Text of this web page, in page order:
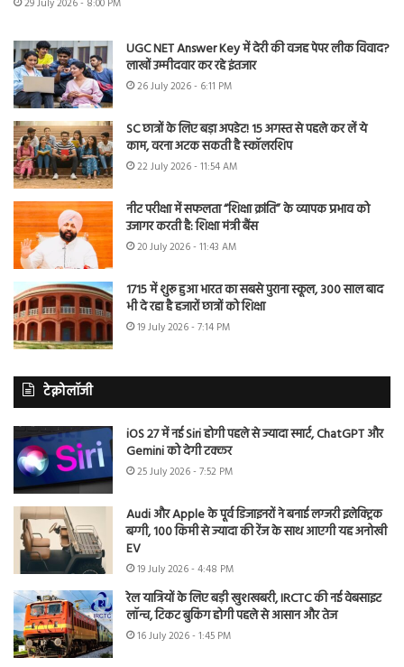
29 July 2026 - 8:00 PM
UGC NET Answer Key में देरी की वजह पेपर लीक विवाद?
लाखों उम्मीदवार कर रहे इंतजार
26 July 2026 - 6:11 PM
SC छात्रों के लिए बड़ा अपडेट! 15 अगस्त से पहले कर लें ये
काम, वरना अटक सकती है स्कॉलरशिप
22 July 2026 - 11:54 AM
नीट परीक्षा में सफलता “शिक्षा क्रांति” के व्यापक प्रभाव को
उजागर करती है: शिक्षा मंत्री बैंस
20 July 2026 - 11:43 AM
1715 में शुरू हुआ भारत का सबसे पुराना स्कूल, 300 साल बाद
भी दे रहा है हजारों छात्रों को शिक्षा
19 July 2026 - 7:14 PM
टेक्नोलॉजी
iOS 27 में नई Siri होगी पहले से ज्यादा स्मार्ट, ChatGPT और
Gemini को देगी टक्कर
25 July 2026 - 7:52 PM
Audi और Apple के पूर्व डिजाइनरों ने बनाई लग्जरी इलेक्ट्रिक
बग्गी, 100 किमी से ज्यादा की रेंज के साथ आएगी यह अनोखी
EV
19 July 2026 - 4:48 PM
रेल यात्रियों के लिए बड़ी खुशखबरी, IRCTC की नई वेबसाइट
लॉन्च, टिकट बुकिंग होगी पहले से आसान और तेज
16 July 2026 - 1:45 PM